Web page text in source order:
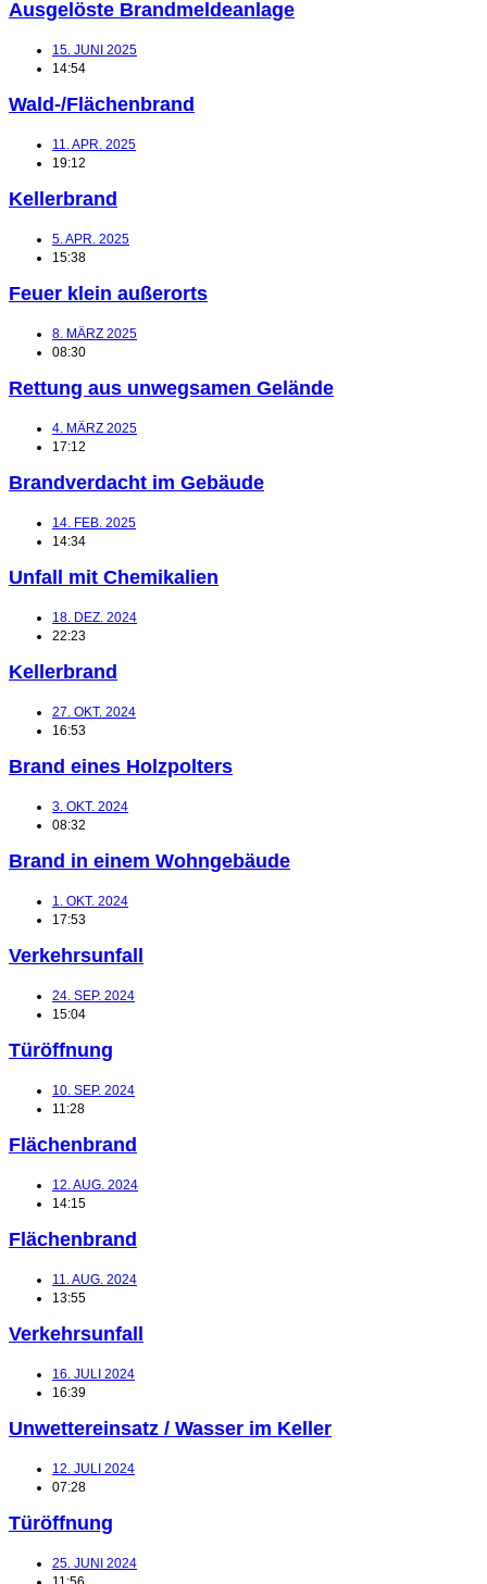
Ausgelöste Brandmeldeanlage
15. JUNI 2025
14:54
Wald-/Flächenbrand
11. APR. 2025
19:12
Kellerbrand
5. APR. 2025
15:38
Feuer klein außerorts
8. MÄRZ 2025
08:30
Rettung aus unwegsamen Gelände
4. MÄRZ 2025
17:12
Brandverdacht im Gebäude
14. FEB. 2025
14:34
Unfall mit Chemikalien
18. DEZ. 2024
22:23
Kellerbrand
27. OKT. 2024
16:53
Brand eines Holzpolters
3. OKT. 2024
08:32
Brand in einem Wohngebäude
1. OKT. 2024
17:53
Verkehrsunfall
24. SEP. 2024
15:04
Türöffnung
10. SEP. 2024
11:28
Flächenbrand
12. AUG. 2024
14:15
Flächenbrand
11. AUG. 2024
13:55
Verkehrsunfall
16. JULI 2024
16:39
Unwettereinsatz / Wasser im Keller
12. JULI 2024
07:28
Türöffnung
25. JUNI 2024